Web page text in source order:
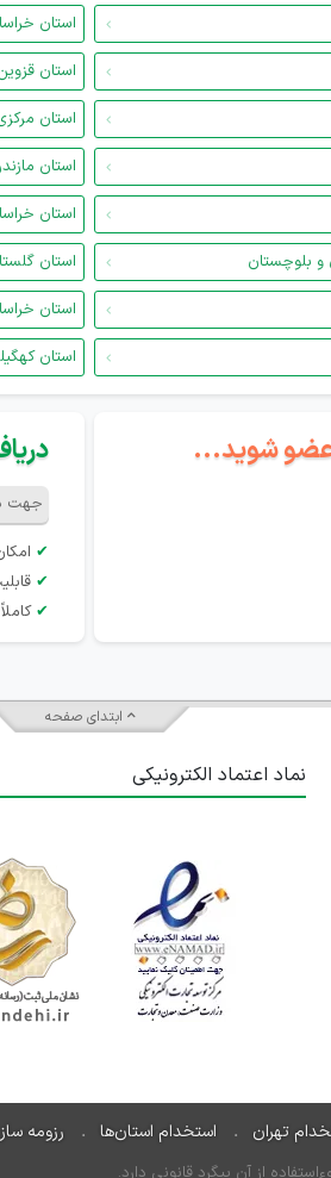
استان
استان
استان
استان
استان
و بلوچستان استان
استان
استان
عضو شوید...
جهت
✔
✔
✔
ابتدای صفحه
نماد اعتماد الکترونیکی
تهران استخدام استان‌ها رزومه ساز
از آن پیگرد قانونی دارد.